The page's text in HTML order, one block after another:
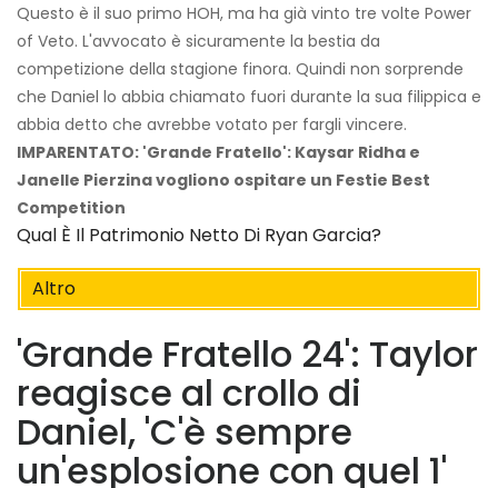
Questo è il suo primo HOH, ma ha già vinto tre volte Power
of Veto. L'avvocato è sicuramente la bestia da
competizione della stagione finora. Quindi non sorprende
che Daniel lo abbia chiamato fuori durante la sua filippica e
abbia detto che avrebbe votato per fargli vincere.
IMPARENTATO: 'Grande Fratello': Kaysar Ridha e
Janelle Pierzina vogliono ospitare un Festie Best
Competition
Qual È Il Patrimonio Netto Di Ryan Garcia?
Altro
'Grande Fratello 24': Taylor
reagisce al crollo di
Daniel, 'C'è sempre
un'esplosione con quel 1'